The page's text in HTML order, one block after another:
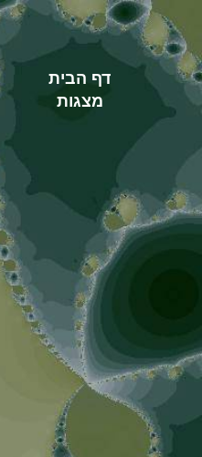
דף הבית
מצגות